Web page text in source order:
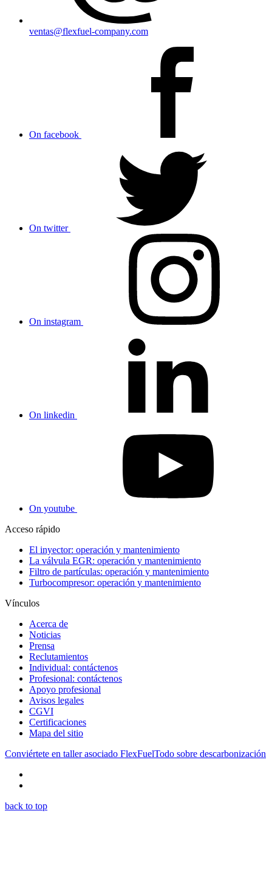
ventas@flexfuel-company.com
On facebook
On twitter
On instagram
On linkedin
On youtube
Acceso rápido
El inyector: operación y mantenimiento
La válvula EGR: operación y mantenimiento
Filtro de partículas: operación y mantenimiento
Turbocompresor: operación y mantenimiento
Vínculos
Acerca de
Noticias
Prensa
Reclutamientos
Individual: contáctenos
Profesional: contáctenos
Apoyo profesional
Avisos legales
CGVI
Certificaciones
Mapa del sitio
Conviértete en taller asociado FlexFuelTodo sobre descarbonización
back to top